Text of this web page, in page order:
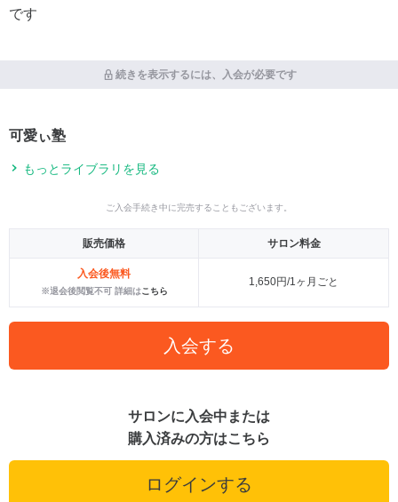
です
続きを表示するには、入会が必要です
可愛ぃ塾
もっとライブラリを見る
ご入会手続き中に完売することもございます。
販売価格 サロン料金
入会後無料
※退会後閲覧不可 詳細はこちら
1,650円/1ヶ月ごと
入会する
サロンに入会中または
購入済みの方はこちら
ログインする